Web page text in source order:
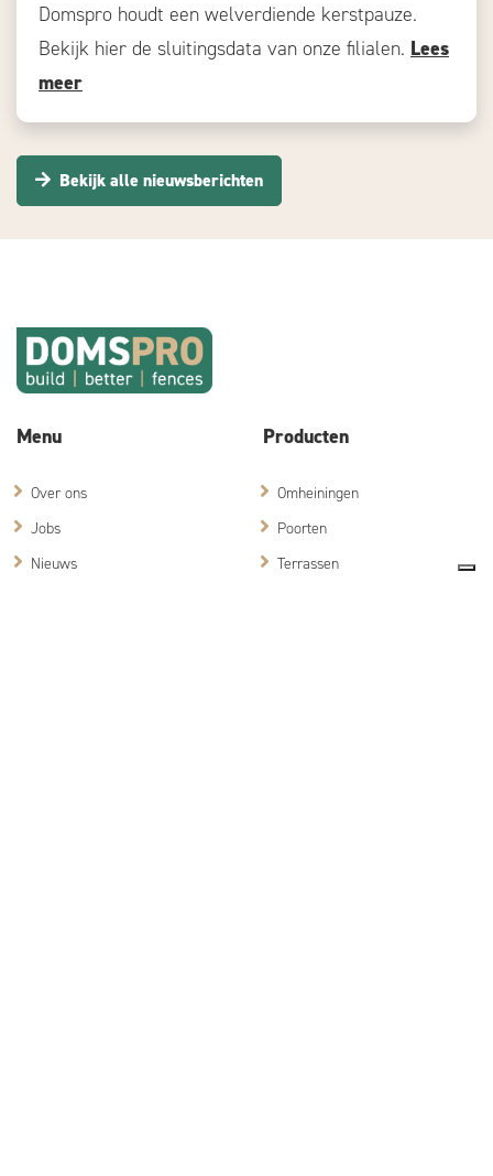
Domspro houdt een welverdiende kerstpauze.
Bekijk hier de sluitingsdata van onze filialen. Lees
meer
Bekijk alle nieuwsberichten
Menu
Over ons
Jobs
Nieuws
Producten
Omheiningen
Poorten
Terrassen